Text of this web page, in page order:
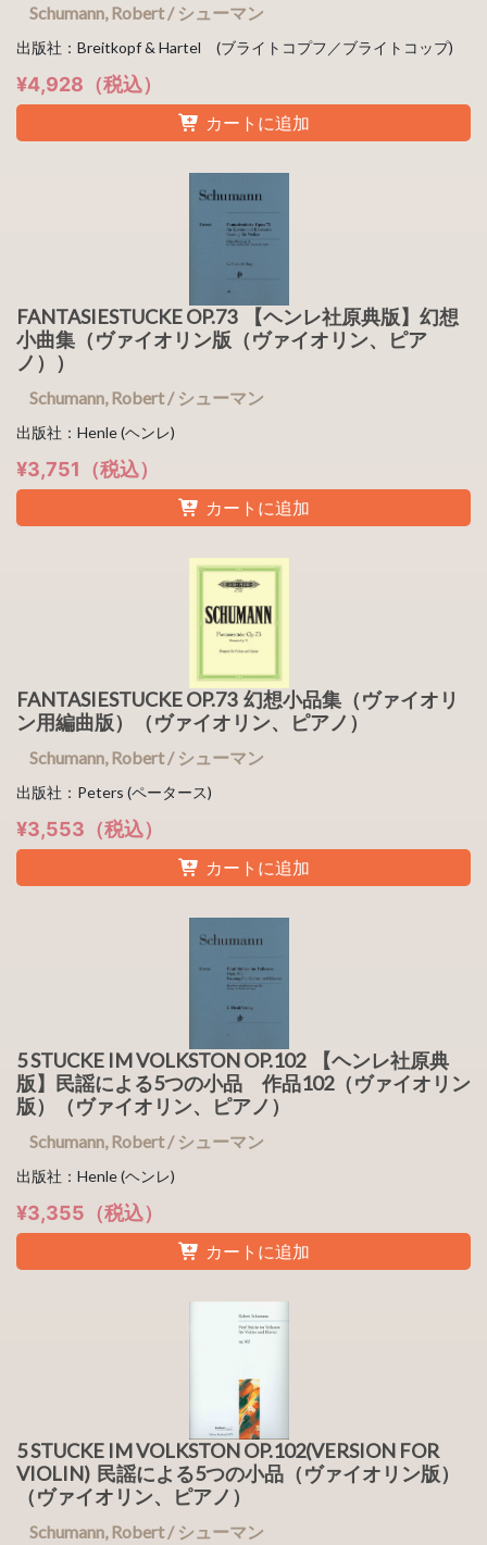
Schumann, Robert / シューマン
出版社：Breitkopf & Hartel (ブライトコプフ／ブライトコップ)
¥4,928（税込）
カートに追加
FANTASIESTUCKE OP.73 【ヘンレ社原典版】幻想
小曲集（ヴァイオリン版（ヴァイオリン、ピア
ノ））
Schumann, Robert / シューマン
出版社：Henle (ヘンレ)
¥3,751（税込）
カートに追加
FANTASIESTUCKE OP.73 幻想小品集（ヴァイオリ
ン用編曲版）（ヴァイオリン、ピアノ）
Schumann, Robert / シューマン
出版社：Peters (ペータース)
¥3,553（税込）
カートに追加
5 STUCKE IM VOLKSTON OP.102 【ヘンレ社原典
版】民謡による5つの小品 作品102（ヴァイオリン
版）（ヴァイオリン、ピアノ）
Schumann, Robert / シューマン
出版社：Henle (ヘンレ)
¥3,355（税込）
カートに追加
5 STUCKE IM VOLKSTON OP.102(VERSION FOR
VIOLIN) 民謡による5つの小品（ヴァイオリン版）
（ヴァイオリン、ピアノ）
Schumann, Robert / シューマン